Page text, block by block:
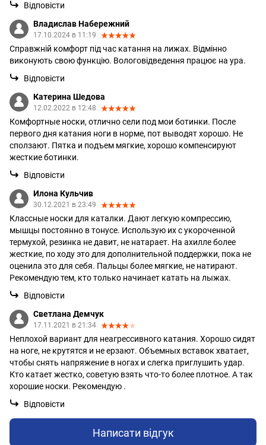
Відповісти
Владислав Набережний
17.10.2024 в 11:19
Справжній комфорт під час катання на лижах. Відмінно
виконують свою функцію. Вологовідведення працює на ура.
Відповісти
Катерина Шедова
12.02.2022 в 12:48
Комфортные носки, отлично сели под мои ботинки. После
первого дня катания ноги в норме, пот выводят хорошо. Не
сползают. Пятка и подъем мягкие, хорошо компенсируют
жесткие ботинки.
Відповісти
Илона Кульчив
30.12.2021 в 23:49
Классные носки для каталки. Дают легкую компрессию,
мышцы постоянно в тонусе. Использую их с укороченной
термухой, резинка не давит, не натарает. На ахилле более
жесткие, по ходу это для дополнительной поддержки, пока не
оценила это для себя. Пальцы более мягкие, не натирают.
Рекомендую тем, кто только начинает катать на лыжах.
Відповісти
Светлана Демчук
17.11.2021 в 21:34
Неплохой вариант для неагрессивного катания. Хорошо сидят
на ноге, не крутятся и не ерзают. Объемных вставок хватает,
чтобы снять напряжение в ногах и слегка приглушить удар.
Кто катает жестко, советую взять что-то более плотное. А так
хорошие носки. Рекомендую .
Відповісти
Написати відгук